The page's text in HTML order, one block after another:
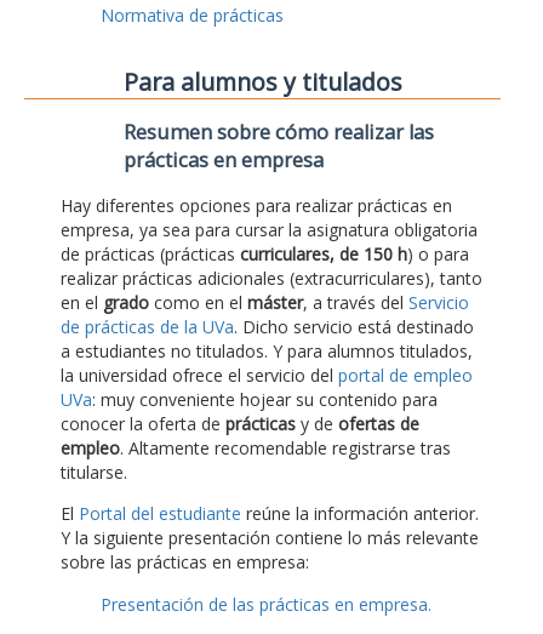
Normativa de prácticas
Para alumnos y titulados
Resumen sobre cómo realizar las
prácticas en empresa
Hay diferentes opciones para realizar prácticas en
empresa, ya sea para cursar la asignatura obligatoria
de prácticas (prácticas curriculares, de 150 h) o para
realizar prácticas adicionales (extracurriculares), tanto
en el grado como en el máster, a través del Servicio
de prácticas de la UVa. Dicho servicio está destinado
a estudiantes no titulados. Y para alumnos titulados,
la universidad ofrece el servicio del portal de empleo
UVa: muy conveniente hojear su contenido para
conocer la oferta de prácticas y de ofertas de
empleo. Altamente recomendable registrarse tras
titularse.
El Portal del estudiante reúne la información anterior.
Y la siguiente presentación contiene lo más relevante
sobre las prácticas en empresa:
Presentación de las prácticas en empresa.